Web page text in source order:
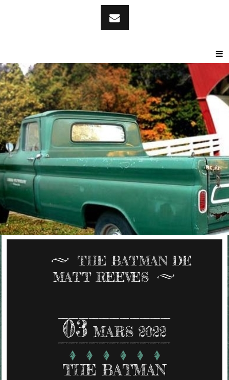
THE BATMAN DE
MATT REEVES
03 MARS 2022
THE BATMAN